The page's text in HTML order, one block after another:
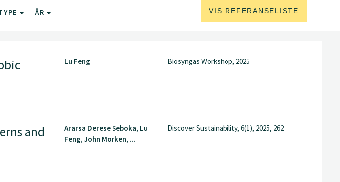
ÅR VIS REFERANSELISTE
Lu Feng Biosyngas Workshop, 2025
and
Ararsa Derese Seboka, Lu
Feng, John Morken, ...
Discover Sustainability, 6(1), 2025, 262